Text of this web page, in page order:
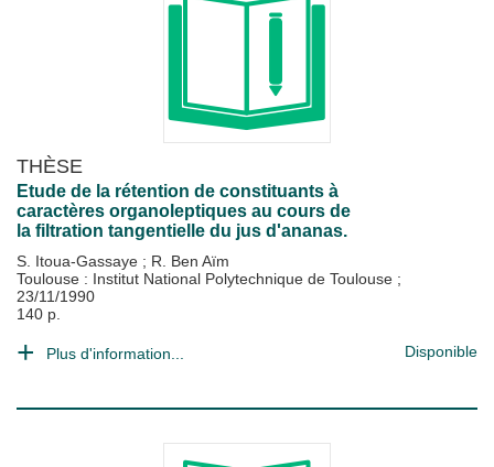
THÈSE
Etude de la rétention de constituants à
caractères organoleptiques au cours de
la filtration tangentielle du jus d'ananas.
S. Itoua-Gassaye ; R. Ben Aïm
Toulouse : Institut National Polytechnique de Toulouse ;
23/11/1990
140 p.
Plus d'information... Disponible